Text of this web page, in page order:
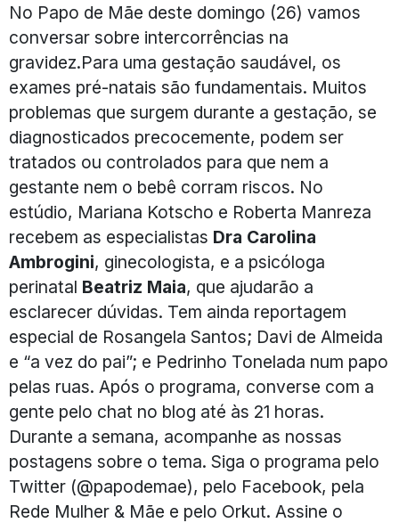
No Papo de Mãe deste domingo (26) vamos
conversar sobre intercorrências na
gravidez.Para uma gestação saudável, os
exames pré-natais são fundamentais. Muitos
problemas que surgem durante a gestação, se
diagnosticados precocemente, podem ser
tratados ou controlados para que nem a
gestante nem o bebê corram riscos. No
estúdio, Mariana Kotscho e Roberta Manreza
recebem as especialistas Dra Carolina
Ambrogini, ginecologista, e a psicóloga
perinatal Beatriz Maia, que ajudarão a
esclarecer dúvidas. Tem ainda reportagem
especial de Rosangela Santos; Davi de Almeida
e “a vez do pai”; e Pedrinho Tonelada num papo
pelas ruas. Após o programa, converse com a
gente pelo chat no blog até às 21 horas.
Durante a semana, acompanhe as nossas
postagens sobre o tema. Siga o programa pelo
Twitter (@papodemae), pelo Facebook, pela
Rede Mulher & Mãe e pelo Orkut. Assine o